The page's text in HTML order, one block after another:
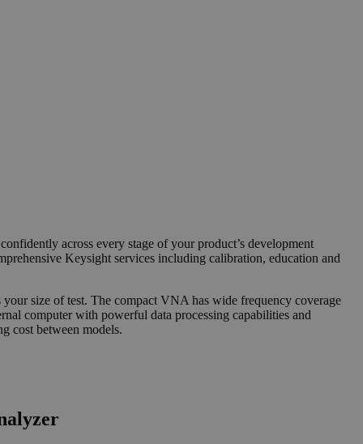
across every stage of your product’s development
Keysight services including calibration, education and
size of test. The compact VNA has wide frequency coverage
computer with powerful data processing capabilities and
cost between models.